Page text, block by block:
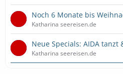
Noch 6 Monate bis
Katharina seereisen.de
Neue Specials: AIDA tanzt
Katharina seereisen.de